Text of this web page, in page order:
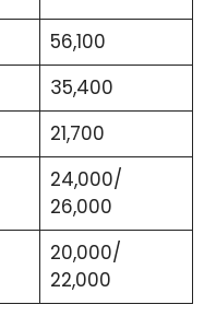
56,100
35,400
21,700
24,000/
26,000
20,000/
22,000